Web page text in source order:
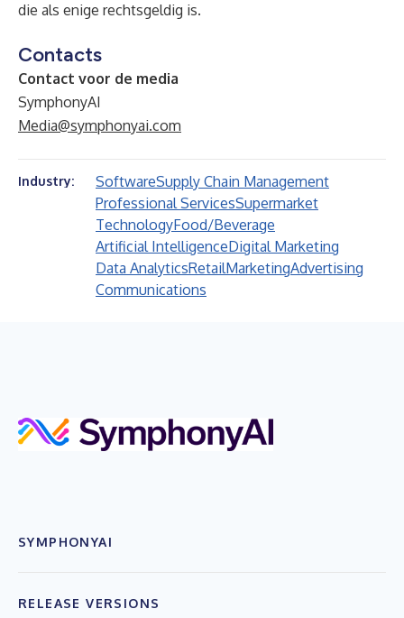
die als enige rechtsgeldig is.
Contacts
Contact voor de media
SymphonyAI
Media@symphonyai.com
Industry: SoftwareSupply Chain Management
Professional ServicesSupermarket
TechnologyFood/Beverage
Artificial IntelligenceDigital Marketing
Data AnalyticsRetailMarketingAdvertising
Communications
SYMPHONYAI
RELEASE VERSIONS